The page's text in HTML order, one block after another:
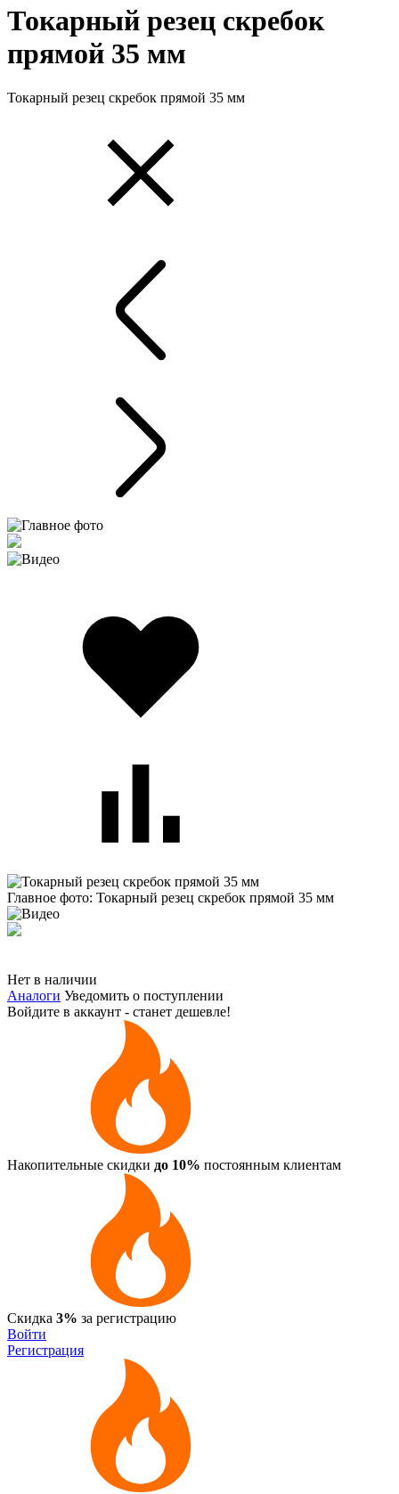
Токарный резец скребок
прямой 35 мм
Токарный резец скребок прямой 35 мм
Главное фото: Токарный резец скребок прямой 35 мм
Нет в наличии
Аналоги Уведомить о поступлении
Войдите в аккаунт - станет дешевле!
Накопительные скидки до 10% постоянным клиентам
Скидка 3% за регистрацию
Войти
Регистрация